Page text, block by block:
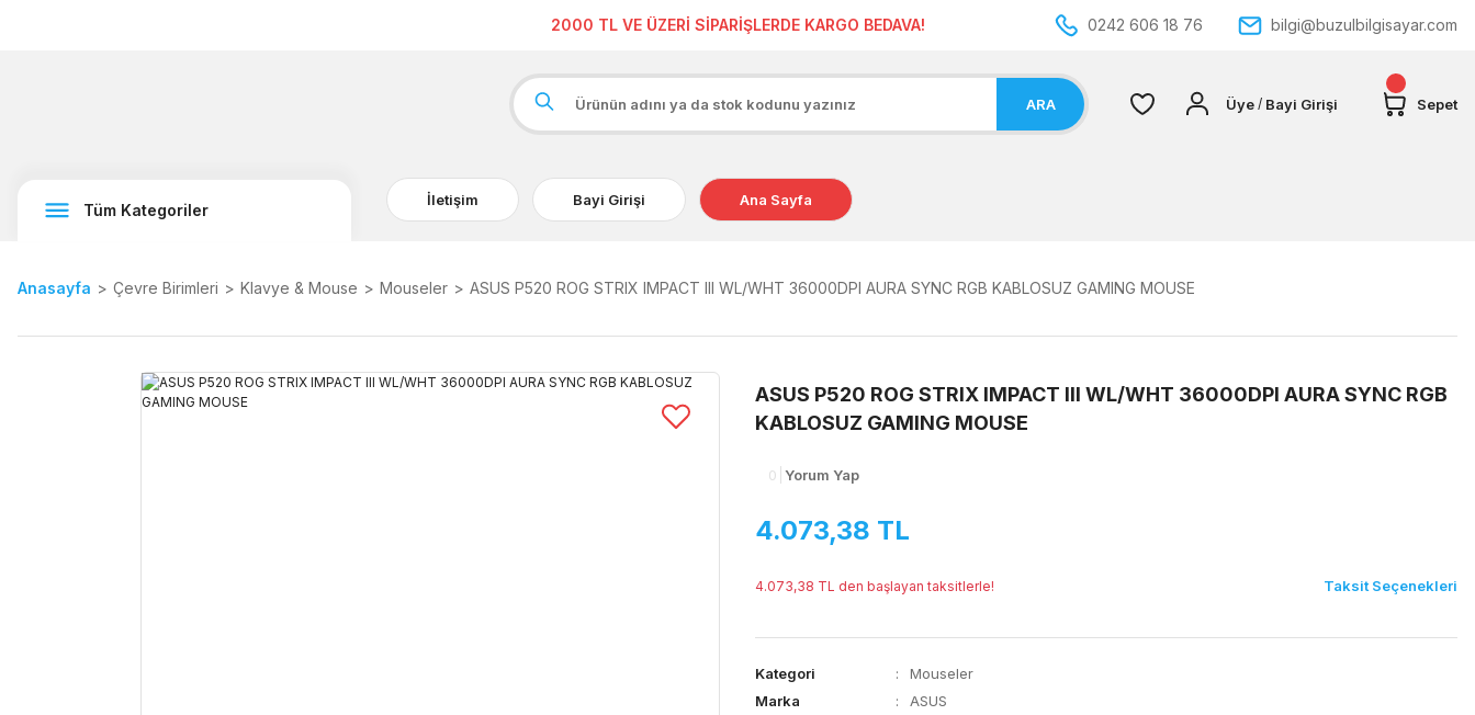
2000 TL VE ÜZERİ SİPARİŞLERDE KARGO BEDAVA! 0242 606 18 76 bilgi@buzulbilgisayar.com
ARA Üye / Bayi Girişi Sepet
Tüm Kategoriler
İletişim Bayi Girişi Ana Sayfa
Anasayfa Çevre Birimleri Klavye & Mouse Mouseler ASUS P520 ROG STRIX IMPACT III WL/WHT 36000DPI AURA SYNC RGB KABLOSUZ GAMING MOUSE
ASUS P520 ROG STRIX IMPACT III WL/WHT 36000DPI AURA SYNC RGB
KABLOSUZ GAMING MOUSE
0 Yorum Yap
4.073,38 TL
4.073,38 TL den başlayan taksitlerle! Taksit Seçenekleri
Kategori
Mouseler
Marka
ASUS